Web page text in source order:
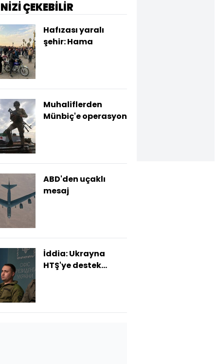
ÇEKEBİLİR
Hafızası yaralı
şehir: Hama
Muhaliflerden
Münbiç'e operasyon
ABD'den uçaklı
mesaj
İddia: Ukrayna
HTŞ'ye destek